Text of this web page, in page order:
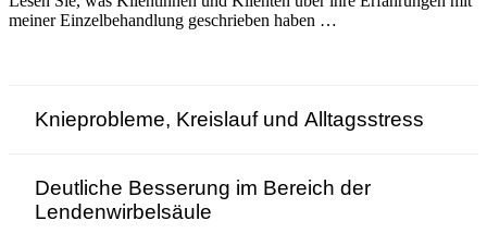
meiner Einzelbehandlung geschrieben haben …
Knieprobleme, Kreislauf und Alltagsstress
Deutliche Besserung im Bereich der
Lendenwirbelsäule